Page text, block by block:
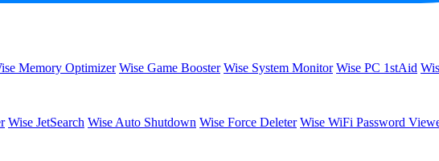
Memory Optimizer Wise Game Booster Wise System Monitor Wise PC 1stAid
Wise JetSearch Wise Auto Shutdown Wise Force Deleter Wise WiFi Password